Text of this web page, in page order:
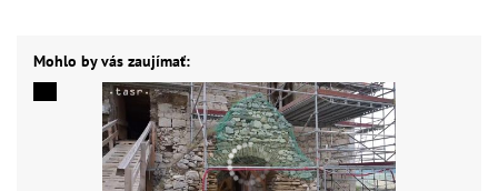
Mohlo by vás zaujímať: